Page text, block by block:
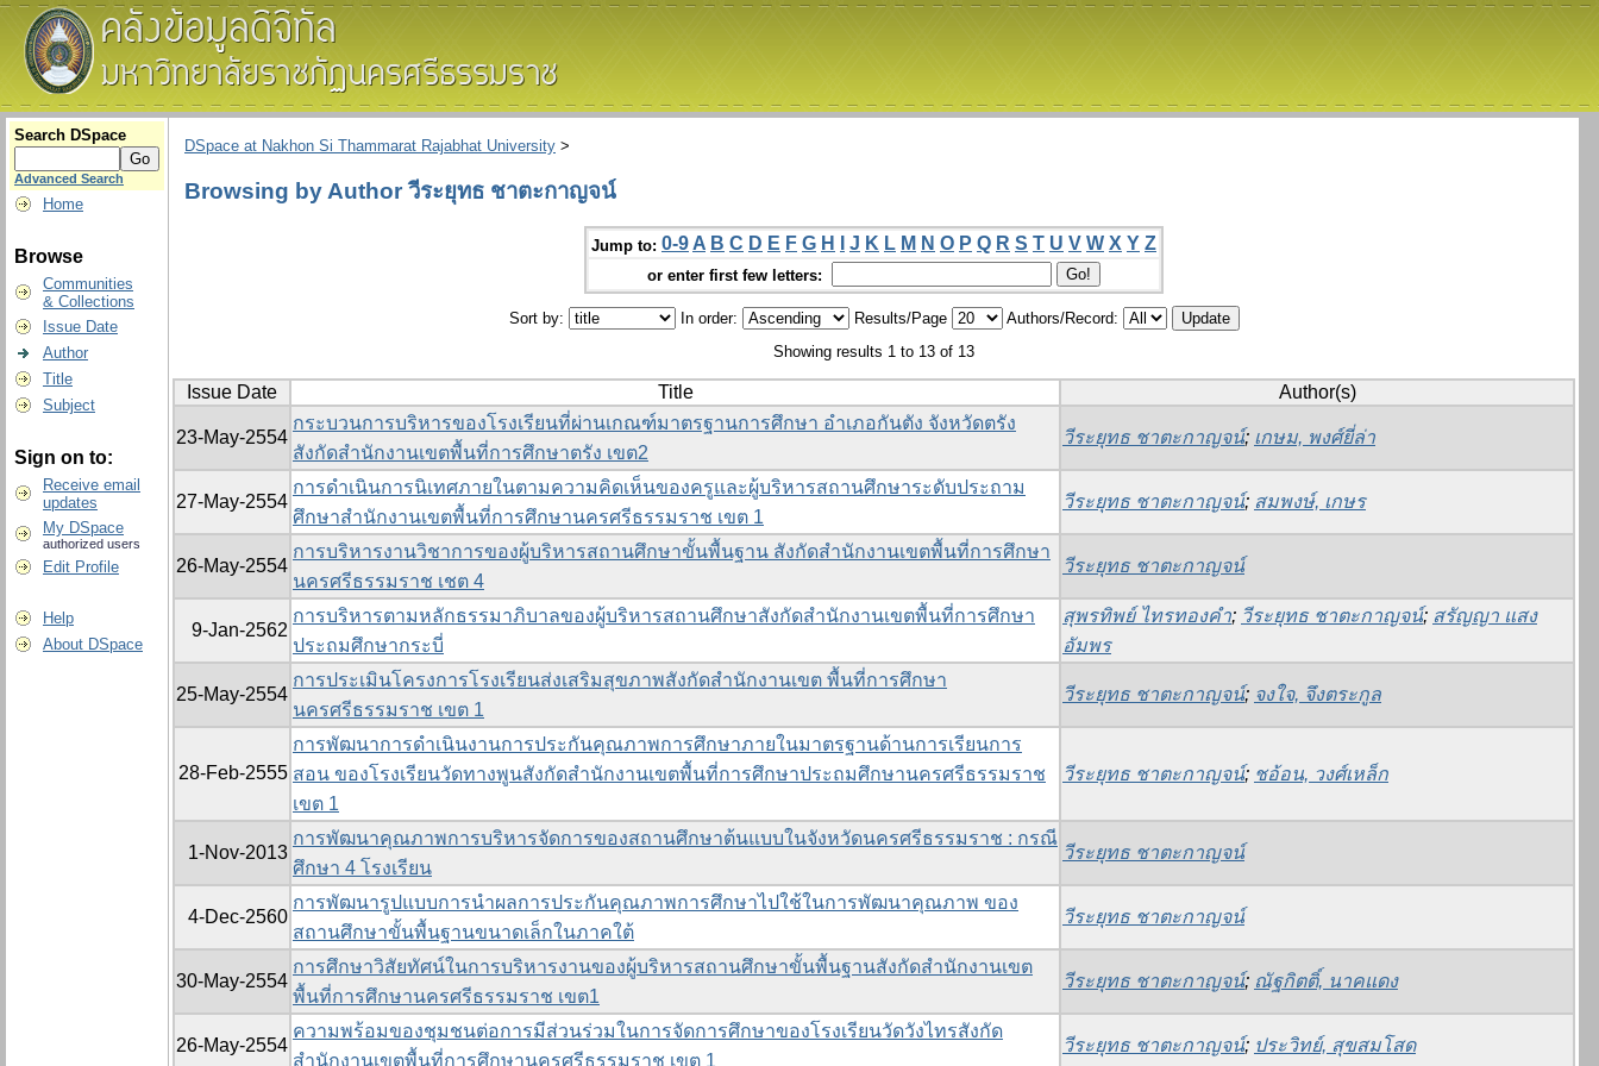
Search DSpace
Advanced Search
Home
Browse
Communities
& Collections
Issue Date
Author
Title
Subject
Sign on to:
Receive email
updates
My DSpace
authorized users
Edit Profile
Help
About DSpace
DSpace at Nakhon Si Thammarat Rajabhat University >
Browsing by Author วีระยุทธ ชาตะกาญจน์
Jump to: 0-9 A B C D E F G H J K L M N O P Q R S T U V W X Y Z
or enter first few letters:
Sort by: In order: Results/Page
Authors/Record:
Showing results 1 to 13 of 13
Issue Date Title Author(s)
23-May-2554
กระบวนการบริหารของโรงเรียนที่ผ่านเกณฑ์มาตรฐานการศึกษา อำเภอกันตัง จังหวัดตรัง
สังกัดสำนักงานเขตพื้นที่การศึกษาตรัง เขต2
วีระยุทธ ชาตะกาญจน์; เกษม, พงศ์ยี่ล่า
27-May-2554
การดำเนินการนิเทศภายในตามความคิดเห็นของครูและผู้บริหารสถานศึกษาระดับประถาม
ศึกษาสำนักงานเขตพื้นที่การศึกษานครศรีธรรมราช เขต 1
วีระยุทธ ชาตะกาญจน์; สมพงษ์, เกษร
26-May-2554
การบริหารงานวิชาการของผู้บริหารสถานศึกษาขั้นพื้นฐาน สังกัดสำนักงานเขตพื้นที่การศึกษา
นครศรีธรรมราช เชต 4
วีระยุทธ ชาตะกาญจน์
9-Jan-2562
การบริหารตามหลักธรรมาภิบาลของผู้บริหารสถานศึกษาสังกัดสำนักงานเขตพื้นที่การศึกษา
ประถมศึกษากระบี่
สุพรทิพย์ ไทรทองคำ; วีระยุทธ ชาตะกาญจน์; สรัญญา แสง
อัมพร
25-May-2554
การประเมินโครงการโรงเรียนส่งเสริมสุขภาพสังกัดสำนักงานเขต พื้นที่การศึกษา
นครศรีธรรมราช เขต 1
วีระยุทธ ชาตะกาญจน์; จงใจ, จึงตระกูล
28-Feb-2555
การพัฒนาการดำเนินงานการประกันคุณภาพการศึกษาภายในมาตรฐานด้านการเรียนการ
สอน ของโรงเรียนวัดทางพูนสังกัดสำนักงานเขตพื้นที่การศึกษาประถมศึกษานครศรีธรรมราช
เขต 1
วีระยุทธ ชาตะกาญจน์; ชอ้อน, วงศ์เหล็ก
1-Nov-2013
การพัฒนาคุณภาพการบริหารจัดการของสถานศึกษาต้นแบบในจังหวัดนครศรีธรรมราช : กรณี
ศึกษา 4 โรงเรียน
วีระยุทธ ชาตะกาญจน์
4-Dec-2560
การพัฒนารูปแบบการนำผลการประกันคุณภาพการศึกษาไปใช้ในการพัฒนาคุณภาพ ของ
สถานศึกษาขั้นพื้นฐานขนาดเล็กในภาคใต้
วีระยุทธ ชาตะกาญจน์
30-May-2554
การศึกษาวิสัยทัศน์ในการบริหารงานของผู้บริหารสถานศึกษาขั้นพื้นฐานสังกัดสำนักงานเขต
พื้นที่การศึกษานครศรีธรรมราช เขต1
วีระยุทธ ชาตะกาญจน์; ณัฐกิตติ์, นาคแดง
26-May-2554
ความพร้อมของชุมชนต่อการมีส่วนร่วมในการจัดการศึกษาของโรงเรียนวัดวังไทรสังกัด
สำนักงานเขตพื้นที่การศึกษานครศรีธรรมราช เขต 1
วีระยุทธ ชาตะกาญจน์; ประวิทย์, สุขสมโสด